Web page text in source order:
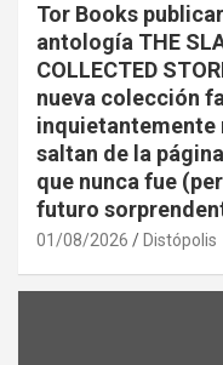
Tor Books
antología THE
COLLECTED
nueva colección
inquietantemente
saltan de la
que nunca fue
futuro
01/08/2026 Distópolis